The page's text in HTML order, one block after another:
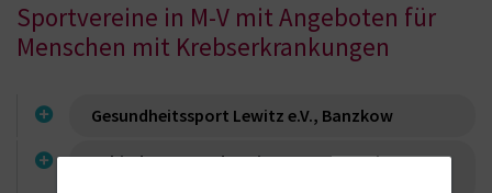
Sportvereine in M-V mit Angeboten für
Menschen mit Krebserkrankungen
Gesundheitssport Lewitz e.V., Banzkow
Behinderten- und SeniorenSportverein